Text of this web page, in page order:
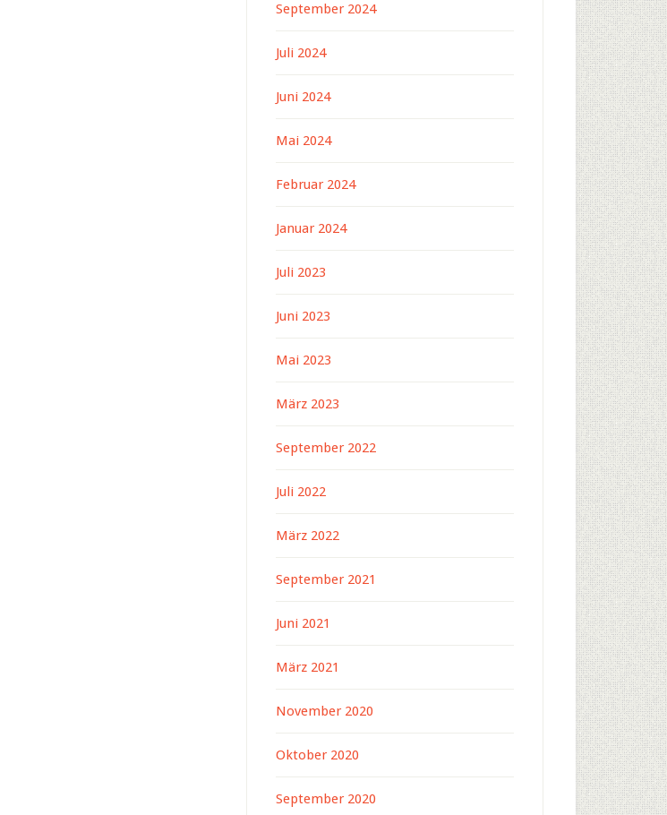
September 2024
Juli 2024
Juni 2024
Mai 2024
Februar 2024
Januar 2024
Juli 2023
Juni 2023
Mai 2023
März 2023
September 2022
Juli 2022
März 2022
September 2021
Juni 2021
März 2021
November 2020
Oktober 2020
September 2020